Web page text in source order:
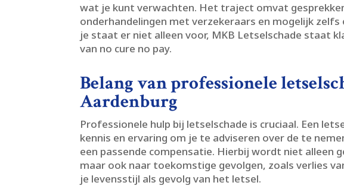
wat je kunt verwachten.​ Het traject omvat
onderhandelingen met verzekeraars en mogelijk zelfs
je staat er niet alleen voor, MKB Letselschade staat
van no cure no pay.​
Belang van professionele
Aardenburg
Professionele hulp bij letselschade is cruciaal.​ Een
kennis en ervaring om je te adviseren over de te
een passende compensatie.​ Hierbij wordt niet alleen
maar ook naar toekomstige gevolgen, zoals verlies
je levensstijl als gevolg van het letsel.​